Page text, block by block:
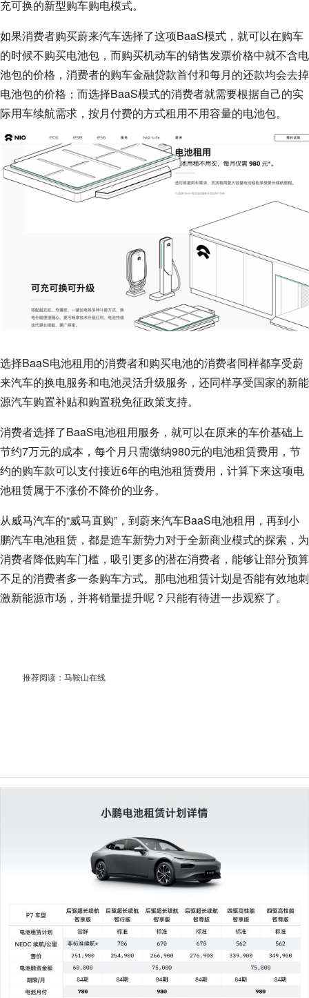
充可换的新型购车购电模式。
如果消费者购买蔚来汽车选择了这项BaaS模式，就可以在购车
的时候不购买电池包，而购买机动车的销售发票价格中就不含电
池包的价格，消费者的购车金融贷款首付和每月的还款均会去掉
电池包的价格；而选择BaaS模式的消费者就需要根据自己的实
际用车续航需求，按月付费的方式租用不用容量的电池包。
选择BaaS电池租用的消费者和购买电池的消费者同样都享受蔚
来汽车的换电服务和电池灵活升级服务，还同样享受国家的新能
源汽车购置补贴和购置税免征政策支持。
消费者选择了BaaS电池租用服务，就可以在原来的车价基础上
节约7万元的成本，每个月只需缴纳980元的电池租赁费用，节
约的购车款可以支付接近6年的电池租赁费用，计算下来这项电
池租赁属于不涨价不降价的业务。
从威马汽车的“威马直购”，到蔚来汽车BaaS电池租用，再到小
鹏汽车电池租赁，都是造车新势力对于全新商业模式的探索，为
消费者降低购车门槛，吸引更多的潜在消费者，能够让部分预算
不足的消费者多一条购车方式。那电池租赁计划是否能有效地刺
激新能源市场，并将销量提升呢？只能有待进一步观察了。
推荐阅读： 马鞍山在线